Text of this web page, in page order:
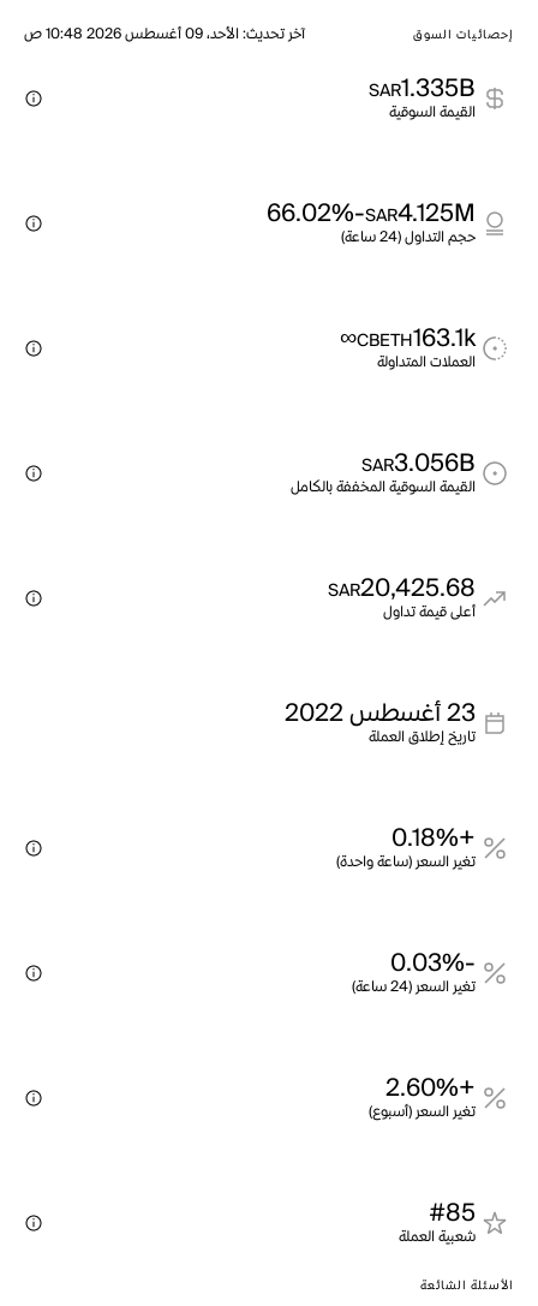
إحصائيات السوق آخر تحديث:الأحد، 09 أغسطس 2026 10:48 ص
1.335B
SAR
القيمة السوقية
4.125M
SAR
-66.02%
حجم التداول (24 ساعة)
163.1k
CBETH
∞
العملات المتداولة
3.056B
SAR
القيمة السوقية المخففة بالكامل
20,425.68
SAR
أعلى قيمة تداول
23 أغسطس 2022
تاريخ إطلاق العملة
+0.18%
تغير السعر (ساعة واحدة)
-0.03%
تغير السعر (24 ساعة)
+2.60%
تغير السعر (أسبوع)
#85
شعبية العملة
الأسئلة الشائعة